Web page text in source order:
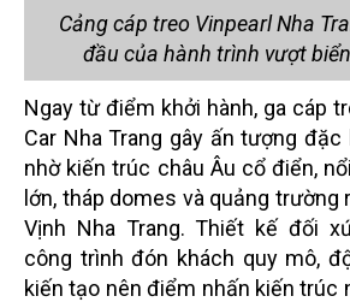
Cảng cáp treo Vinpearl Nha
đầu của hành trình vượt
Ngay từ điểm khởi hành, ga cáp
Car Nha Trang gây ấn tượng
nhờ kiến trúc châu Âu cổ điển,
lớn, tháp domes và quảng trường
Vịnh Nha Trang. Thiết kế đối
công trình đón khách quy mô,
kiến tạo nên điểm nhấn kiến trúc